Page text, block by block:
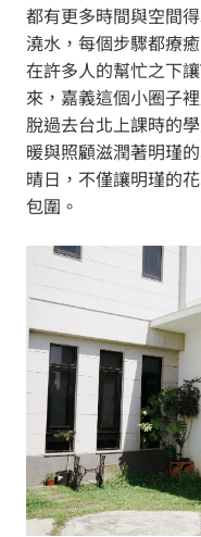
都有更多時間與空間
澆水，每個步驟都療
在許多人的幫忙之下
來，嘉義這個小圈子
脫過去台北上課時的
暖與照顧滋潤著明瑾
晴日，不僅讓明瑾的
包圍。